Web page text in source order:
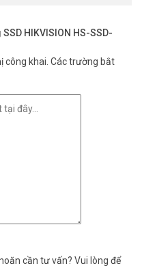
HIKVISION HS-SSD-
công khai. Các trường bắt
cần tư vấn? Vui lòng để